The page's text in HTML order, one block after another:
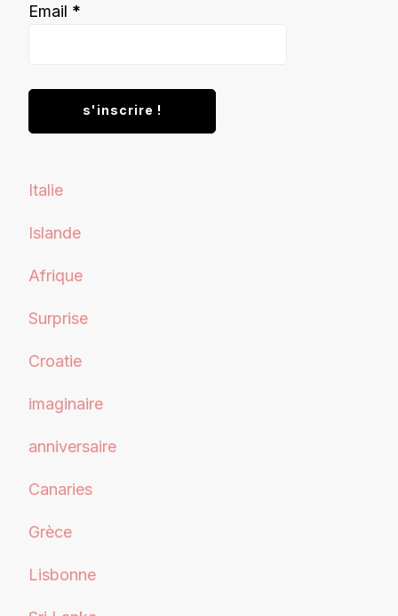
Email *
Italie
Islande
Afrique
Surprise
Croatie
imaginaire
anniversaire
Canaries
Grèce
Lisbonne